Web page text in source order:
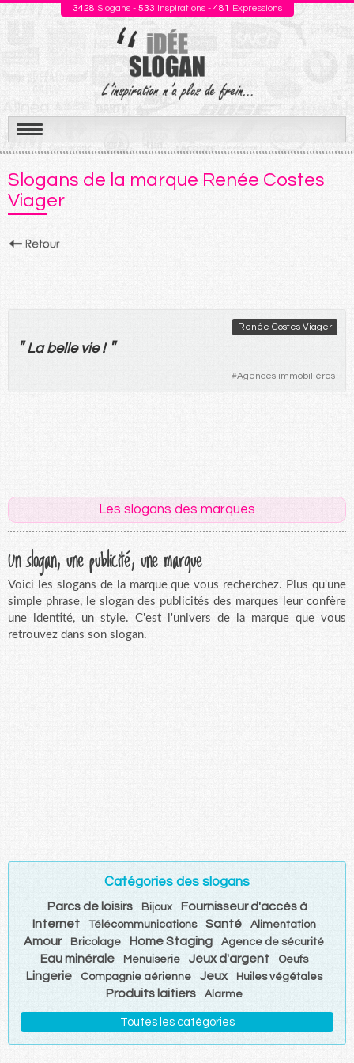
3428 Slogans - 533 Inspirations - 481 Expressions
Aller
au
contenu
Slogans de la marque Renée Costes
Viager
Renée Costes Viager
" La belle vie! "
#Agences immobilières
Les slogans des marques
Un slogan, une publicité, une marque
Voici les slogans de la marque que vous recherchez. Plus qu'une
simple phrase, le slogan des publicités des marques leur confère
une identité, un style. C'est l'univers de la marque que vous
retrouvez dans son slogan.
Catégories des slogans
Parcs de loisirs Bijoux
Fournisseur d'accès à
Internet
Télécommunications Santé Alimentation
Amour Bricolage Home Staging Agence de sécurité
Eau minérale Menuiserie Jeux d'argent Oeufs
Lingerie Compagnie aérienne Jeux Huiles végétales
Produits laitiers Alarme
Toutes les catégories